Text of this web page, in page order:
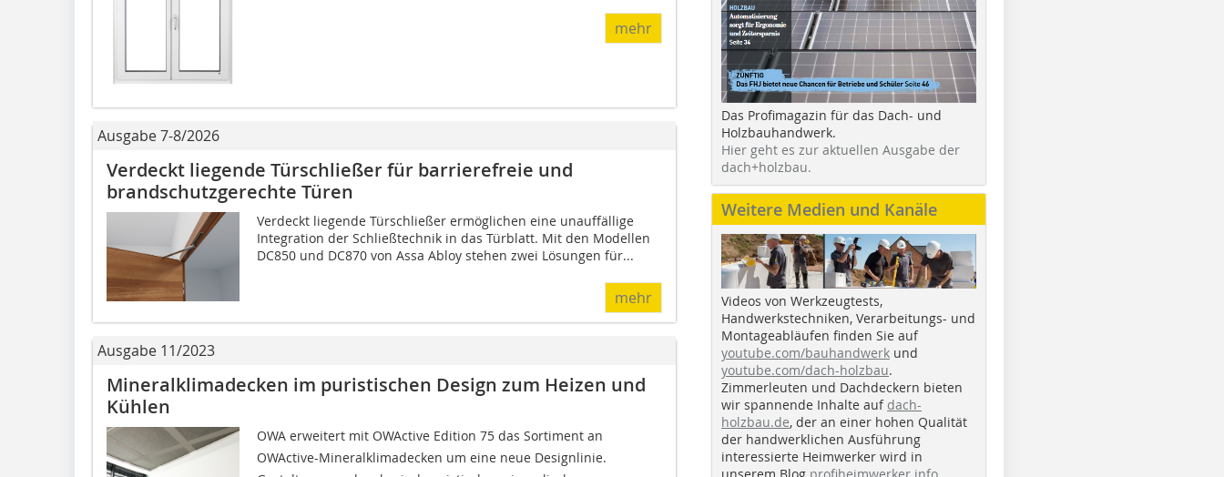
mehr
Ausgabe 7-8/2026
Verdeckt liegende Türschließer für barrierefreie und
brandschutzgerechte Türen
Verdeckt liegende Türschließer ermöglichen eine unauffällige
Integration der Schließtechnik in das Türblatt. Mit den Modellen
DC850 und DC870 von Assa Abloy stehen zwei Lösungen für...
mehr
Ausgabe 11/2023
Mineralklimadecken im puristischen Design zum Heizen und
Kühlen
OWA erweitert mit OWActive Edition 75 das Sortiment an
OWActive-Mineralklimadecken um eine neue Designlinie.
Das Profimagazin für das Dach- und
Holzbauhandwerk.
Hier geht es zur aktuellen Ausgabe der
dach+holzbau.
Weitere Medien und Kanäle
Videos von Werkzeugtests,
Handwerkstechniken, Verarbeitungs- und
Montageabläufen finden Sie auf
youtube.com/bauhandwerk und
youtube.com/dach-holzbau.
Zimmerleuten und Dachdeckern bieten
wir spannende Inhalte auf dach-
holzbau.de, der an einer hohen Qualität
der handwerklichen Ausführung
interessierte Heimwerker wird in
unserem Blog profiheimwerker.info